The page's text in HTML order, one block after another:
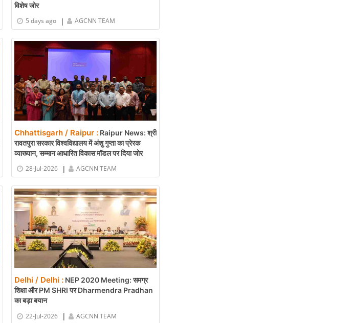
विशेष जोर
5 days ago
| AGCNN TEAM
Chhattisgarh / Raipur : Raipur News: श्री
रावतपुरा सरकार विश्वविद्यालय में अंशु गुप्ता का प्रेरक
व्याख्यान, सम्मान आधारित विकास मॉडल पर दिया जोर
28-Jul-2026
| AGCNN TEAM
Delhi / Delhi : NEP 2020 Meeting: समग्र
शिक्षा और PM SHRI पर Dharmendra Pradhan
का बड़ा बयान
22-Jul-2026
| AGCNN TEAM